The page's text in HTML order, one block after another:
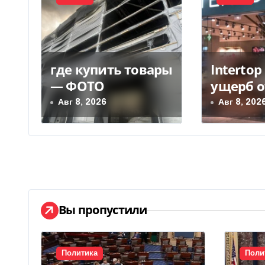
и
я
п
о
з
и
с
я
где купить товары
— ФОТО
Авг 8, 2026
ущерб
склада
грн
Авг 8,
Вы пропустили
Политика